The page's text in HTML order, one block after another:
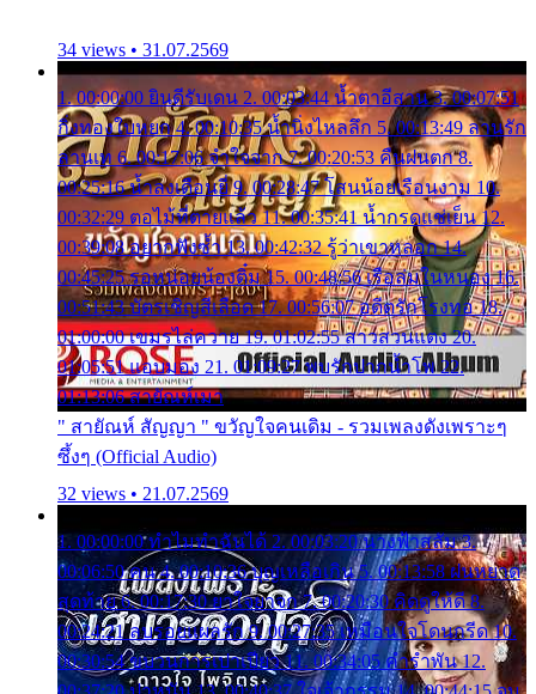
34 views • 31.07.2569
1. 00:00:00 ยินดีรับเดน 2. 00:03:44 น้ำตาอีสาน 3. 00:07:51
กิ่งทองใบหยก 4. 00:10:35 น้ำนิ่งไหลลึก 5. 00:13:49 ลานรัก
ลานเท 6. 00:17:06 จำใจจาก 7. 00:20:53 คืนฝนตก 8.
00:25:16 น้ำลงเดือนยี่ 9. 00:28:47 โสนน้อยเรือนงาม 10.
00:32:29 ตอไม้ที่ตายแล้ว 11. 00:35:41 น้ำกรดแช่เย็น 12.
00:39:08 อยากฟังซ้ำ 13. 00:42:32 รู้ว่าเขาหลอก 14.
00:45:25 รอหน่อยน้องติ๋ม 15. 00:48:56 เรือล่มในหนอง 16.
00:51:43 บัตรเชิญสีเลือด 17. 00:56:07 อดีตรักโรงทอ 18.
01:00:00 เขมรไล่ควาย 19. 01:02:55 สาวสวนแตง 20.
01:05:51 แอบมอง 21. 01:09:27 พบรักปากน้ำโพ 22.
01:13:06 สายัณห์เมา
" สายัณห์ สัญญา " ขวัญใจคนเดิม - รวมเพลงดังเพราะๆ
ซึ้งๆ (Official Audio)
32 views • 21.07.2569
1. 00:00:00 ทำไมทำฉันได้ 2. 00:03:20 นางฟ้าสลัม 3.
00:06:50 คน 4. 00:10:36 บุญเหลือเกิน 5. 00:13:58 ฝนหยาด
สุดท้าย 6. 00:17:30 ยาใจยาจก 7. 00:20:30 คิดดูให้ดี 8.
00:24:21 ลบรอยแผลรัก 9. 00:27:35 เหมือนใจโดนกรีด 10.
00:30:54 ขบวนการเปาเปียว 11. 00:34:05 คำรำพัน 12.